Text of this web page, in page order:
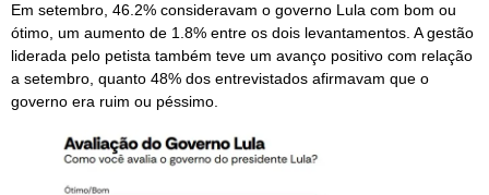
Em setembro, 46.2% consideravam o governo Lula com bom ou
ótimo, um aumento de 1.8% entre os dois levantamentos. A gestão
liderada pelo petista também teve um avanço positivo com relação
a setembro, quanto 48% dos entrevistados afirmavam que o
governo era ruim ou péssimo.